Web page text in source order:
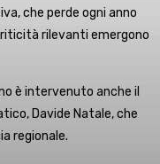
che perde ogni anno
rilevanti emergono
è intervenuto anche il
Davide Natale, che
regionale.